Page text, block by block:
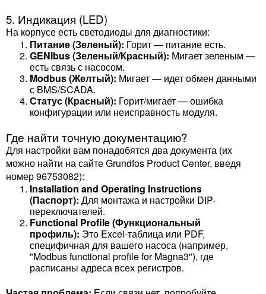
5. Индикация (LED)
На корпусе есть светодиоды для диагностики:
Питание (Зеленый): Горит — питание есть.
GENIbus (Зеленый/Красный): Мигает зеленым —
есть связь с насосом.
Modbus (Желтый): Мигает — идет обмен данными
с BMS/SCADA.
Статус (Красный): Горит/мигает — ошибка
конфигурации или неисправность модуля.
Где найти точную документацию?
Для настройки вам понадобятся два документа (их
можно найти на сайте Grundfos Product Center, введя
номер 96753082):
Installation and Operating Instructions
(Паспорт): Для монтажа и настройки DIP-
переключателей.
Functional Profile (Функциональный
профиль): Это Excel-таблица или PDF,
специфичная для вашего насоса (например,
"Modbus functional profile for Magna3"), где
расписаны адреса всех регистров.